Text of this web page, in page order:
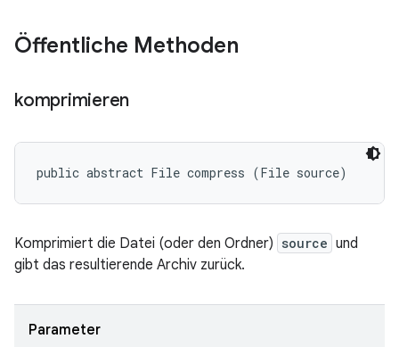
Öffentliche Methoden
komprimieren
public abstract File compress (File source)
Komprimiert die Datei (oder den Ordner) source und
gibt das resultierende Archiv zurück.
Parameter